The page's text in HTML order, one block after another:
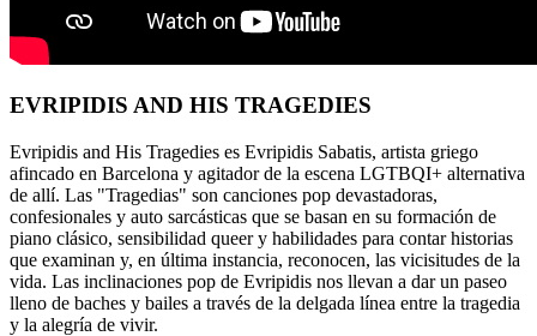
EVRIPIDIS AND HIS TRAGEDIES
Evripidis and His Tragedies es Evripidis Sabatis, artista griego
afincado en Barcelona y agitador de la escena LGTBQI+ alternativa
de allí. Las "Tragedias" son canciones pop devastadoras,
confesionales y auto sarcásticas que se basan en su formación de
piano clásico, sensibilidad queer y habilidades para contar historias
que examinan y, en última instancia, reconocen, las vicisitudes de la
vida. Las inclinaciones pop de Evripidis nos llevan a dar un paseo
lleno de baches y bailes a través de la delgada línea entre la tragedia
y la alegría de vivir.